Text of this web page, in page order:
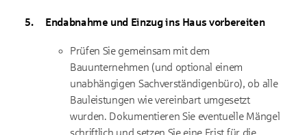
Endabnahme und Einzug ins Haus vorbereiten
Prüfen Sie gemeinsam mit dem
Bauunternehmen (und optional einem
unabhängigen Sachverständigenbüro), ob alle
Bauleistungen wie vereinbart umgesetzt
wurden. Dokumentieren Sie eventuelle Mängel
schriftlich und setzen Sie eine Frist für die